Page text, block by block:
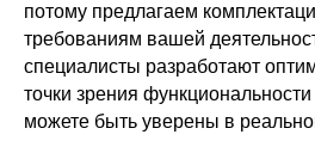
потому предлагаем
требованиям вашей
специалисты разработают
точки зрения
можете быть уверены в